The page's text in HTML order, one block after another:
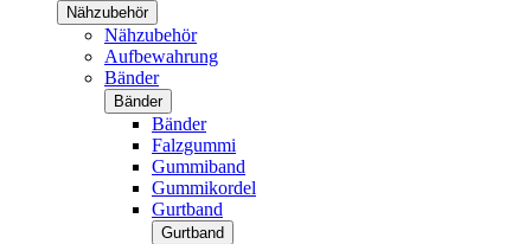
Nähzubehör
Nähzubehör
Aufbewahrung
Bänder
Bänder
Bänder
Falzgummi
Gummiband
Gummikordel
Gurtband
Gurtband